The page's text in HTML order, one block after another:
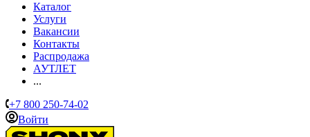
Каталог
Услуги
Вакансии
Контакты
Распродажа
АУТЛЕТ
...
+7 800 250-74-02
Войти